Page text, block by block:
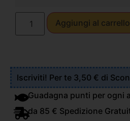
Aggiungi al carrello
Iscriviti! Per te 3,50 € di
Guadagna punti per ogni
da 85 € Spedizione